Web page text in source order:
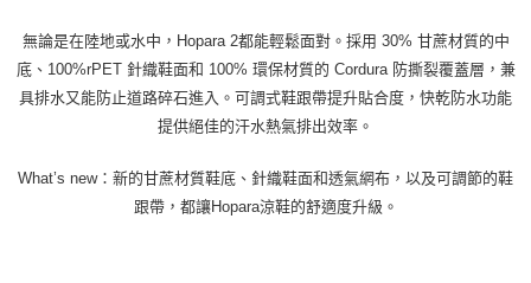
無論是在陸地或水中，Hopara 2都能輕鬆面對。採用 30% 甘蔗材質的中
底、100%rPET 針織鞋面和 100% 環保材質的 Cordura 防撕裂覆蓋層，兼
具排水又能防止道路碎石進入。可調式鞋跟帶提升貼合度，快乾防水功能
提供絕佳的汗水熱氣排出效率。
What’s new：新的甘蔗材質鞋底、針織鞋面和透氣網布，以及可調節的鞋
跟帶，都讓Hopara涼鞋的舒適度升級。